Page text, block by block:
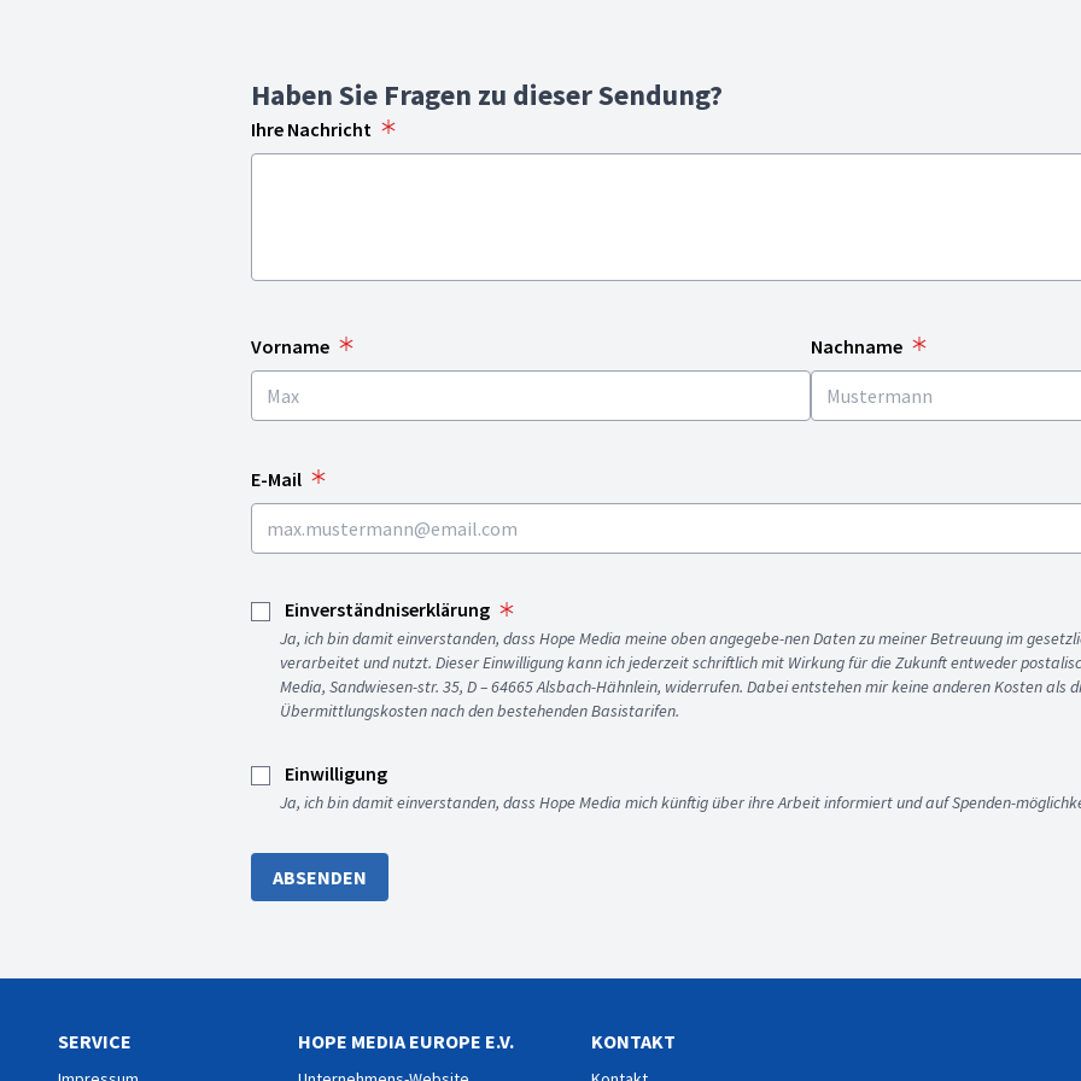
Haben Sie Fragen zu dieser Sendung?
Ihre Nachricht
Vorname Nachname
E-Mail
Einverständniserklärung
Ja, ich bin damit einverstanden, dass Hope Media meine oben angegebe-nen Daten zu meiner Betreuung im
verarbeitet und nutzt. Dieser Einwilligung kann ich jederzeit schriftlich mit Wirkung für die Zukunft entweder
Media, Sandwiesen-str. 35, D – 64665 Alsbach-Hähnlein, widerrufen. Dabei entstehen mir keine anderen Kosten als
Übermittlungskosten nach den bestehenden Basistarifen.
Einwilligung
Ja, ich bin damit einverstanden, dass Hope Media mich künftig über ihre Arbeit informiert und auf Spenden-
ABSENDEN
SERVICE HOPE MEDIA EUROPE E.V. KONTAKT